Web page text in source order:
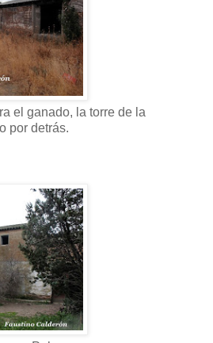
el ganado, la torre de la
por detrás.